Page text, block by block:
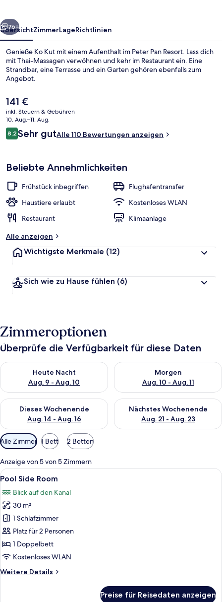
Weiter
76+
ÜbersichtZimmerLageRichtlinien
Genieße Ko Kut mit einem Aufenthalt im Peter Pan Resort. Lass dich
mit Thai-Massagen verwöhnen und kehr im Restaurant ein. Eine
Strandbar, eine Terrasse und ein Garten gehören ebenfalls zum
Angebot.
Der
aktuelle
Preis
beträgt
141 €.
141 €
inkl. Steuern & Gebühren
10. Aug.–11. Aug.
Bewertungen
8,28,2 von 10.
Sehr gutAlle 110 Bewertungen anzeigen
Beliebte Annehmlichkeiten
Frühstück inbegriffen
Flughafentransfer
Haustiere erlaubt
Kostenloses WLAN
Restaurant
Klimaanlage
Alle anzeigen
Wichtigste Merkmale (12)
Sich wie zu Hause fühlen (6)
Zimmeroptionen
Überprüfe die Verfügbarkeit für diese Daten
Heute Nacht
Aug. 9 - Aug. 10
Überprüfe die Verfügbarkeit für heute Nacht, Aug. 9 - Aug.
Morgen
Aug. 10 - Aug. 11
Überprüfe die Verfügbarkeit
Dieses Wochenende
Aug. 14 - Aug. 16
Überprüfe die Verfügbarkeit für dieses Wochenende, Aug. 14
Nächstes Wochenende
Aug. 21 - Aug. 23
Überprüfe die Verfügbarkeit
Verfügbare
Filter
für
Zimmer
Alle Zimmer 1 Bett 2 Betten
Anzeige von 5 von 5 Zimmern
Alle
Fotos
für
Pool
Side
Room
anzeigen
Ein Hotelzimmer mit zwei Betten,
5
Pool Side Room
Blick auf den Kanal
30 m²
1 Schlafzimmer
Platz für 2 Personen
1 Doppelbett
Kostenloses WLAN
Weitere Details
Weitere
Preise für Reisedaten anzeigen